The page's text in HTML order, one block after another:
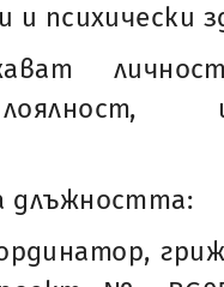
и психически
длъжността: